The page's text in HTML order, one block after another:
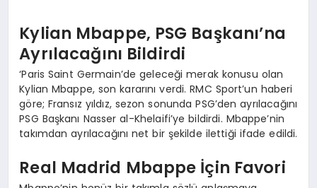
Kylian Mbappe, PSG Başkanı’na
Ayrılacağını Bildirdi
‘Paris Saint Germain’de geleceği merak konusu olan
Kylian Mbappe, son kararını verdi. RMC Sport’un haberi
göre; Fransız yıldız, sezon sonunda PSG’den ayrılacağını
PSG Başkanı Nasser al-Khelaifi’ye bildirdi. Mbappe’nin
takımdan ayrılacağını net bir şekilde ilettiği ifade edildi.
Real Madrid Mbappe İçin Favori